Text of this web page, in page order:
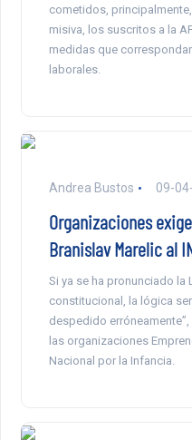
cometidos,
misiva, los suscritos a la
medidas que
laborales.
Andrea Bustos 09-
Organizaciones
Branislav Marelic al
Si ya se ha pronunciado la
constitucional, la lógica
despedido
las organizaciones
Nacional por la Infancia.